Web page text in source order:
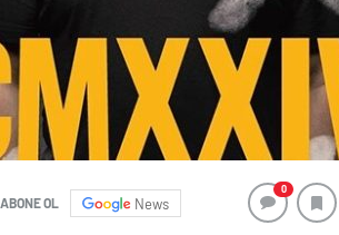
ABONE OL News
0